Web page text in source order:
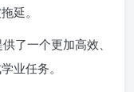
延。
了一个更加高效、
业任务。